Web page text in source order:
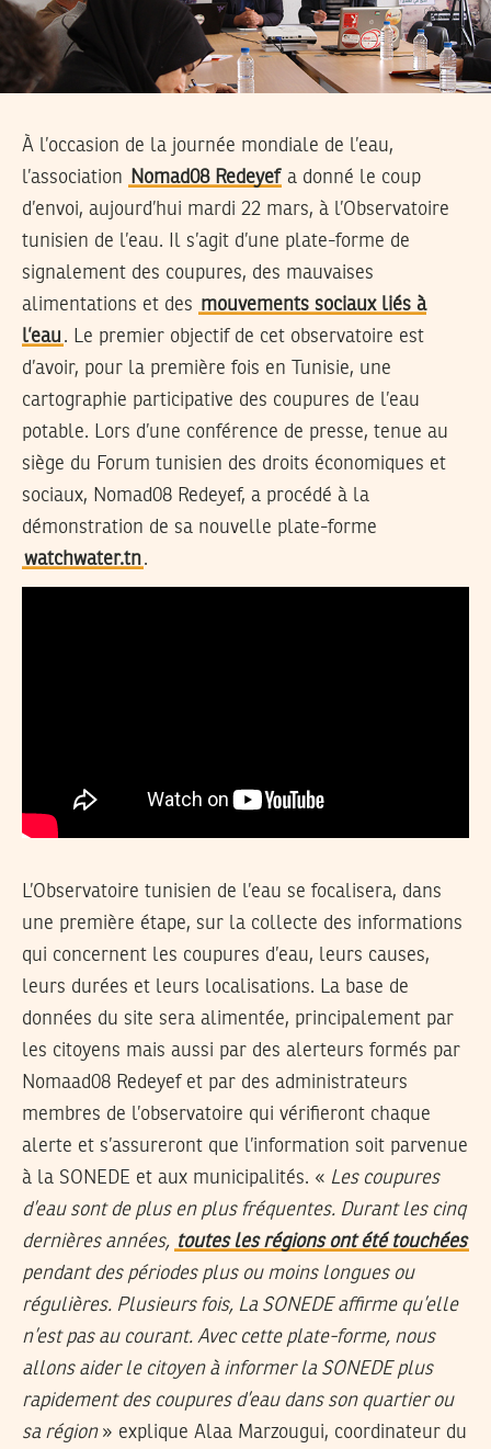
À l’occasion de la journée mondiale de l’eau,
l’association
Nomad08 Redeyef a donné le coup
d’envoi, aujourd’hui mardi 22 mars, à l’Observatoire
tunisien de l’eau. Il s’agit d’une plate-forme de
signalement des coupures, des mauvaises
alimentations et des mouvements sociaux liés à
l’eau . Le premier objectif de cet observatoire est
d’avoir, pour la première fois en Tunisie, une
cartographie participative des coupures de l’eau
potable. Lors d’une conférence de presse, tenue au
siège du Forum tunisien des droits économiques et
sociaux, Nomad08 Redeyef, a procédé à la
démonstration de sa nouvelle plate-forme
watchwater.tn.
L’Observatoire tunisien de l’eau se focalisera, dans
une première étape, sur la collecte des informations
qui concernent les coupures d’eau, leurs causes,
leurs durées et leurs localisations. La base de
données du site sera alimentée, principalement par
les citoyens mais aussi par des alerteurs formés par
Nomaad08 Redeyef et par des administrateurs
membres de l’observatoire qui vérifieront chaque
alerte et s’assureront que l’information soit parvenue
à la SONEDE et aux municipalités. « Les coupures
d’eau sont de plus en plus fréquentes. Durant les cinq
dernières années, toutes les régions ont été touchées
pendant des périodes plus ou moins longues ou
régulières. Plusieurs fois, La SONEDE affirme qu’elle
n’est pas au courant. Avec cette plate-forme, nous
allons aider le citoyen à informer la SONEDE plus
rapidement des coupures d’eau dans son quartier ou
sa région» explique Alaa Marzougui, coordinateur du